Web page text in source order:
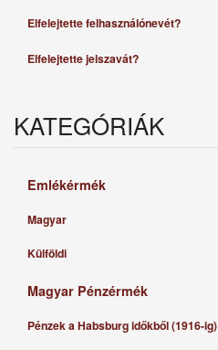
Elfelejtette felhasználónevét?
Elfelejtette jelszavát?
KATEGÓRIÁK
Emlékérmék
Magyar
Külföldi
Magyar Pénzérmék
Pénzek a Habsburg időkből (1916-ig)